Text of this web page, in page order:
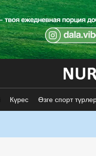
Күрес Өзге спорт